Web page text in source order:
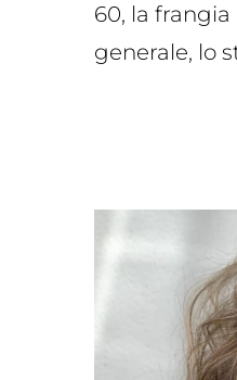
60, la
generale, lo